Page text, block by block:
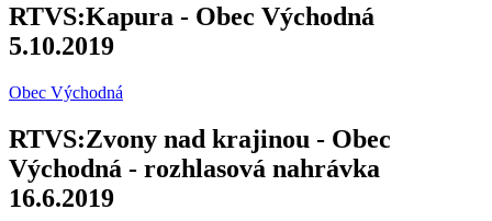
RTVS:Kapura - Obec Východná
5.10.2019
Obec Východná
RTVS:Zvony nad krajinou - Obec
Východná - rozhlasová nahrávka
16.6.2019